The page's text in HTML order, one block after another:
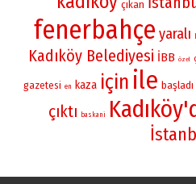
çıkan
fenerbahçe yaralı
Kadıköy Belediyesi İBB özel
gazetesi en kaza için ile başladı
çıktı baskani